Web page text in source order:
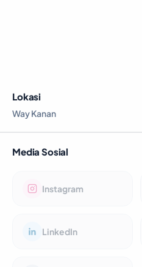
Lokasi
Way Kanan
Media Sosial
Instagram
LinkedIn